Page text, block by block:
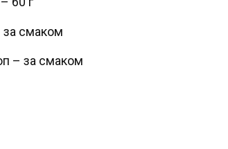
за смаком
– за смаком